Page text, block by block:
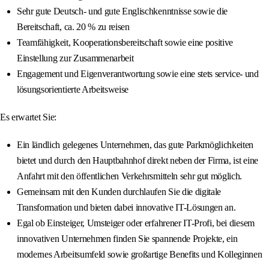
Sehr gute Deutsch- und gute Englischkenntnisse sowie die
Bereitschaft, ca. 20 % zu reisen
Teamfähigkeit, Kooperationsbereitschaft sowie eine positive
Einstellung zur Zusammenarbeit
Engagement und Eigenverantwortung sowie eine stets service- und
lösungsorientierte Arbeitsweise
Es erwartet Sie:
Ein ländlich gelegenes Unternehmen, das gute Parkmöglichkeiten
bietet und durch den Hauptbahnhof direkt neben der Firma, ist eine
Anfahrt mit den öffentlichen Verkehrsmitteln sehr gut möglich.
Gemeinsam mit den Kunden durchlaufen Sie die digitale
Transformation und bieten dabei innovative IT-Lösungen an.
Egal ob Einsteiger, Umsteiger oder erfahrener IT-Profi, bei diesem
innovativen Unternehmen finden Sie spannende Projekte, ein
modernes Arbeitsumfeld sowie großartige Benefits und Kolleginnen